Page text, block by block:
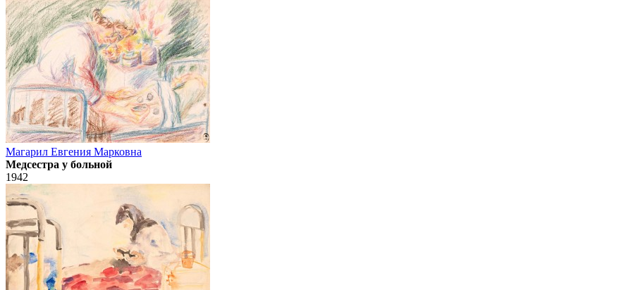
Магарил Евгения Марковна
Медсестра у больной
1942